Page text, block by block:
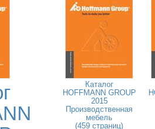
Каталог
HOFFMANN GROUP
2015
Производственная
мебель
(459 страниц)